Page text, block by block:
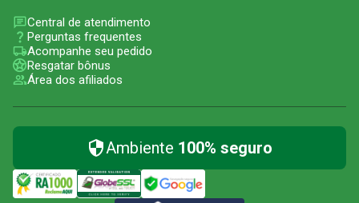
Central de atendimento
Perguntas frequentes
Acompanhe seu pedido
Resgatar bônus
Área dos afiliados
Ambiente 100% seguro